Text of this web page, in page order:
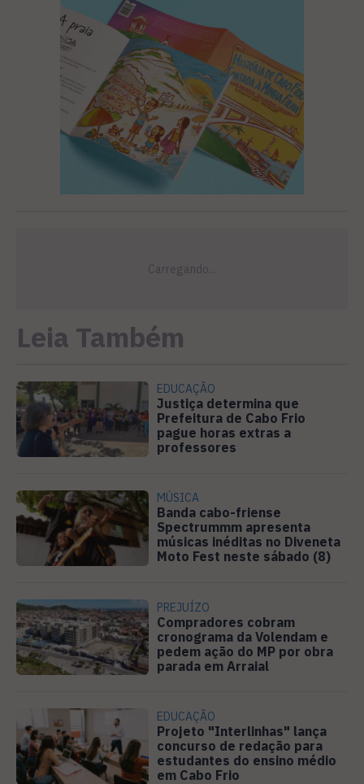
Leia Também
EDUCAÇÃO
Justiça determina que
Prefeitura de Cabo Frio
pague horas extras a
professores
MÚSICA
Banda cabo-friense
Spectrummm apresenta
músicas inéditas no Diveneta
Moto Fest neste sábado (8)
PREJUÍZO
Compradores cobram
cronograma da Volendam e
pedem ação do MP por obra
parada em Arraial
EDUCAÇÃO
Projeto "Interlinhas" lança
concurso de redação para
estudantes do ensino médio
em Cabo Frio